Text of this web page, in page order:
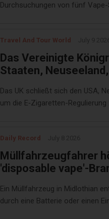
Durchsuchungen von fünf
Travel And Tour World
Das Vereinigte
Staaten,
zu verstärken, die
Rauchalternativen
geht es weiter –
Das UK schließt sich den USA,
um die E‑Zigaretten-
Daily Record
Müllfahrzeugfahrer
'disposable vape'-
Ein Müllfahrzeug in Midlothian
durch eine Batterie oder einen